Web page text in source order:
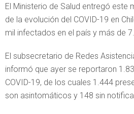
El Ministerio de Salud entregó este
de la evolución del COVID-19 en
mil infectados en el país y más de
El subsecretario de Redes
informó que ayer se reportaron
COVID-19, de los cuales 1.444
son asintomáticos y 148 sin